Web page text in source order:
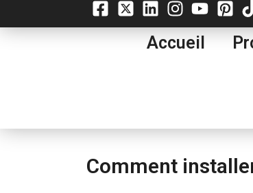
Accueil
Comment